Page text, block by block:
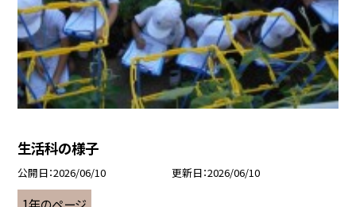
生活科の様子
公開日 2026/06/10 更新日 2026/06/10